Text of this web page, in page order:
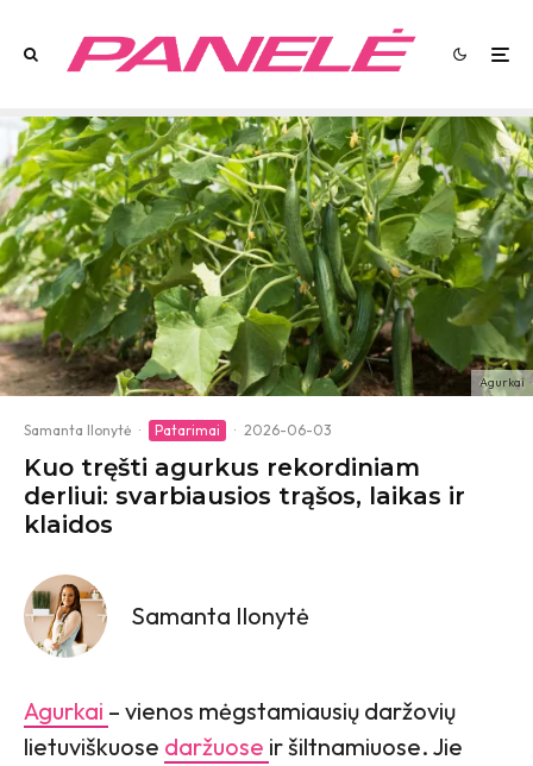
Agurkai
Samanta Ilonytė · Patarimai · 2026-06-03
Kuo tręšti agurkus rekordiniam
derliui: svarbiausios trąšos, laikas ir
klaidos
Samanta Ilonytė
Agurkai – vienos mėgstamiausių daržovių
lietuviškuose daržuose ir šiltnamiuose. Jie